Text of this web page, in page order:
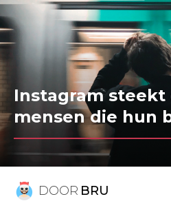
Instagram
mensen die hun
DOOR BRU